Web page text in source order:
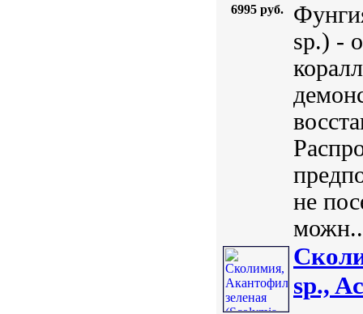
6995 руб.
sp.) -
не
sp.,